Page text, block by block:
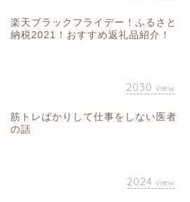
楽天ブラックフライデー！ふるさと
納税2021！おすすめ返礼品紹介！
2030 view
筋トレばかりして仕事をしない医者
の話
2024 view